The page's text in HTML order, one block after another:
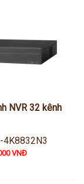
NVR 32 kênh
4K8832N3
VNĐ